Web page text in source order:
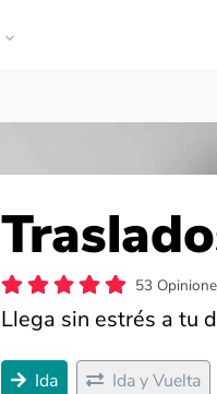
53
Llega sin estrés a tu
Ida Ida y Vuelta